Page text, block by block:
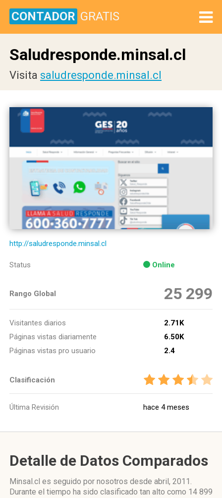
CONTADOR GRATIS
Saludresponde.minsal.cl
Visita saludresponde.minsal.cl
http://saludresponde.minsal.cl
Status Online
Rango Global 25 299
Visitantes diarios
2.71K
Páginas vistas diariamente
6.50K
Páginas vistas pro usuario
2.4
Clasificación
Última Revisión hace 4 meses
Detalle de Datos Comparados
Minsal.cl es seguido por nosotros desde abril, 2011.
Durante el tiempo ha sido clasificado tan alto como 14 899